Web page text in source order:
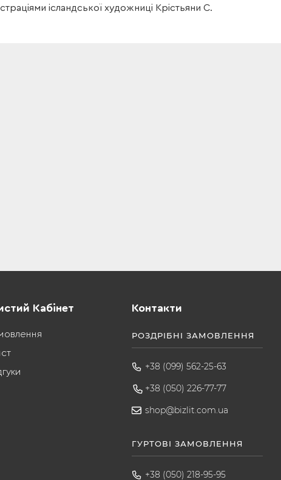
ісландської художниці Крістьяни С.
Кабінет Контакти
РОЗДРІБНІ ЗАМОВЛЕННЯ
+38 (099) 562-25-63
+38 (050) 226-77-77
shop@bizlit.com.ua
ГУРТОВІ ЗАМОВЛЕННЯ
+38 (050) 218-95-95